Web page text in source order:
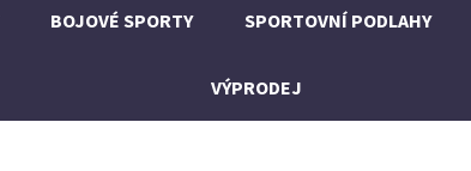
BOJOVÉ SPORTY SPORTOVNÍ PODLAHY
VÝPRODEJ